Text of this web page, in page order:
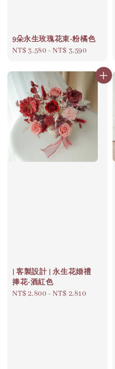
9朵永生玫瑰花束-粉橘色
Regular
NT$ 3,580 -NT$ 3,590
| 客製設計 | 永生花婚禮
捧花-酒紅色
Regular
NT$ 2,800 -NT$ 2,810